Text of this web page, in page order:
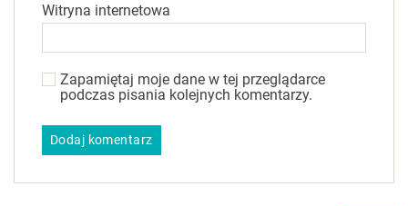
Witryna internetowa
Zapamiętaj moje dane w tej przeglądarce
podczas pisania kolejnych komentarzy.